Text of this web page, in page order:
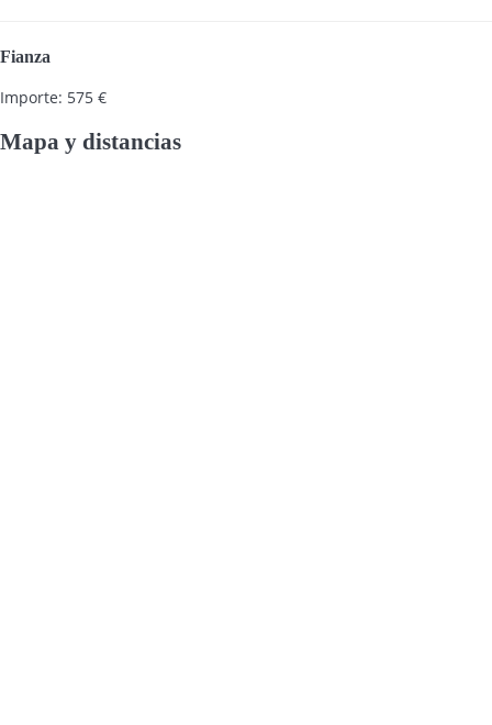
Fianza
Importe: 575 €
Mapa y distancias